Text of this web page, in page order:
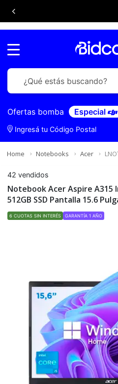
Ofertas bomba Especial
Ingresá tu Código Postal
Home Notebooks Acer
42 vendidos
Notebook Acer Aspire A315
512GB SSD Pantalla 15.6
6 CUOTAS SIN INTERÉS GARANTÍA 1 AÑO